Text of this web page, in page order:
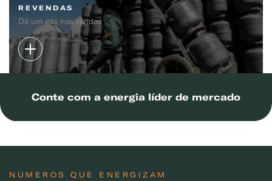
REVENDAS
Dê um gás nas vendas
Conte com a energia líder de mercado
NÚMEROS QUE ENERGIZAM